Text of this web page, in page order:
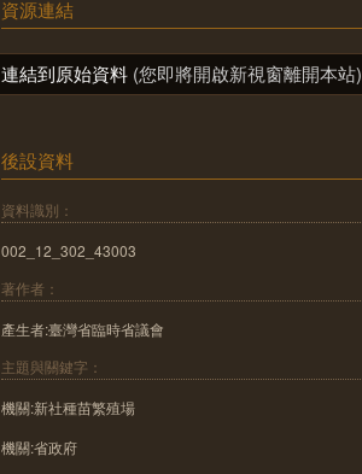
資源連結
連結到原始資料 (您即將開啟新視窗離開本站)
後設資料
資料識別：
002_12_302_43003
著作者：
產生者:臺灣省臨時省議會
主題與關鍵字：
機關:新社種苗繁殖場
機關:省政府